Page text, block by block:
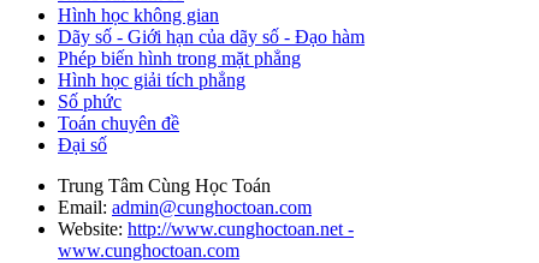
Hình học không gian
Dãy số - Giới hạn của dãy số - Đạo hàm
Phép biến hình trong mặt phẳng
Hình học giải tích phẳng
Số phức
Toán chuyên đề
Đại số
Trung Tâm Cùng Học Toán
Email: admin@cunghoctoan.com
Website: http://www.cunghoctoan.net -
www.cunghoctoan.com